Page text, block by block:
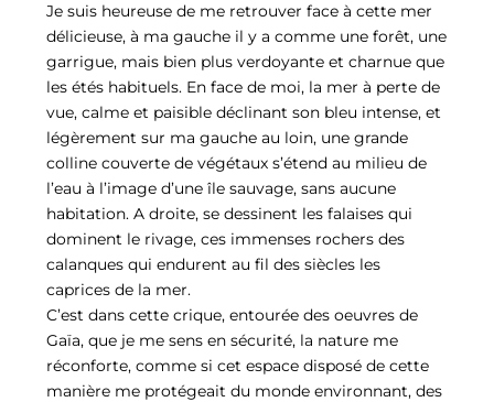
Je suis heureuse de me retrouver face à cette mer
délicieuse, à ma gauche il y a comme une forêt, une
garrigue, mais bien plus verdoyante et charnue que
les étés habituels. En face de moi, la mer à perte de
vue, calme et paisible déclinant son bleu intense, et
légèrement sur ma gauche au loin, une grande
colline couverte de végétaux s’étend au milieu de
l’eau à l’image d’une île sauvage, sans aucune
habitation. A droite, se dessinent les falaises qui
dominent le rivage, ces immenses rochers des
calanques qui endurent au fil des siècles les
caprices de la mer.
C’est dans cette crique, entourée des oeuvres de
Gaïa, que je me sens en sécurité, la nature me
réconforte, comme si cet espace disposé de cette
manière me protégeait du monde environnant, des